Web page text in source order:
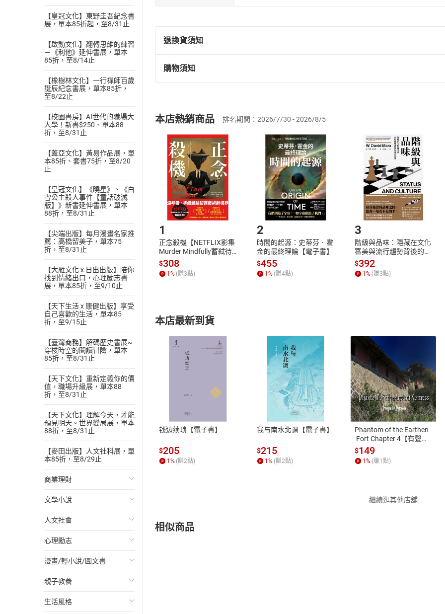
【皇冠文化】東野圭吾紀念書
展，單本85折起，至8/31止
【啟動文化】翻轉思維的練習
－《利他》延伸書展，單本
85折，至8/14止
【橡樹林文化】一行禪師百歲
誕辰紀念書展，單本85折，
至8/22止
【校園書房】AI世代的職場大
人學！新書$250、單本88
折，至8/31止
【蓋亞文化】黃易作品展，單
本85折、套書75折，至8/20
止
【皇冠文化】《曉星》、《白
雪公主殺人事件【童話破滅
版】》新書延伸書展，單本
88折，至8/31止
【尖端出版】每月漫畫名家推
薦：高橋留美子，單本75
折，至8/31止
【大雁文化 x 日出出版】陪你
找到情緒出口，心理勵志書
展，單本85折，至9/10止
【天下生活 x 康健出版】享受
自己喜歡的生活，單本85
折，至9/15止
【臺灣商務】解碼歷史書展~
穿梭時空的閱讀冒險，單本
85折，至8/31止
【天下文化】重新定義你的價
值，職場升級展，單本88
折，至8/31止
【天下文化】理解今天，才能
預見明天。世界變局展，單本
88折，至8/31止
【麥田出版】人文社科展，單
本85折，至8/29止
商業理財
投資理財
經濟/趨勢
財務/金融
管理/領導
職場工作術
成功法
文學小說
歐美文學
日本文學
韓國文學
華文文學
經典文學
人文社會
國際關係
政治
社會科學
台灣/中國歷史
心理勵志
心靈成長/情緒
人際關係
兩性關係
漫畫/輕小說/圖文書
輕小說
奇幻/科幻
親子教養
教育現場
生活風格
退換貨須知
退換貨規定：
(一)依消費者保護法第19條第1項後段暨通訊交易解除權合理例外情事適用
(二)消費者訂購本店鋪之商品即代表知悉本店鋪所銷售之商品為電子書，
且已下載/存取電子書，不得請求退貨退款。
退貨方式：您欲取消訂單或辦理退貨時，請登入樂天市場，並於「我的訂單
貨」，本店鋪將依您的申請進行審核，待審核通過後將為您辦理退款事宜。
請注意，樂天市場須以整筆訂單為單位進行取消/退貨，恕無法以單支商品取
購物須知
挑選商品
Choose
放入購物車
Shopping cart
登入帳號
Login
購書後，如何開始使用？
Step1.選擇閱讀載具 Step2.登入
付款方式
ATM轉帳、信用卡、LINE PAY、AFTEE
退換貨規範
本店是否提供消費者保護法七日猶
之權利，遽消費者保護法及通訊交
除權合理例外情事適用準則，依商
質各有不同規定。詳細退換貨說明
照各商品說明。
本店熱銷商品 排名期間：2026/7/30 - 2026/8/5
1
正念殺機【NETFLIX影集
Murder Mindfully蓄弒待
發】【電子書】
$308
1% (賺3點)
2
時間的起源：史蒂芬．霍
金的最終理論【電子書】
$455
1% (賺4點)
3
階級與品味：隱藏在文化
審美與流行趨勢背後的地
位渴望【電子書】
$392
1% (賺3點)
本店最新到貨
钱边续琐【電子書】
$205
1% (賺2點)
我与南水北调【電子書】
$215
1% (賺2點)
Phantom of the Earthen
Fort Chapter 4【有聲
書】
$149
1% (賺1點)
繼續逛其他店舖
相似商品